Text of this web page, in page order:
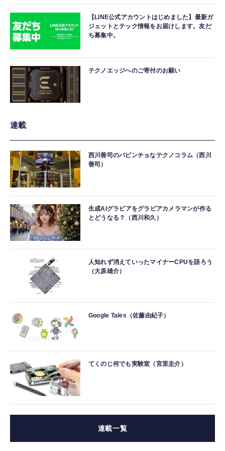
【LINE公式アカウントはじめました】最新ガ
ジェットとテック情報をお届けします。友だ
ち募集中。
テクノエッジへのご寄付のお願い
連載
西川善司のバビンチョなテクノコラム（西川
善司）
生成AIグラビアをグラビアカメラマンが作る
とどうなる？（西川和久）
人知れず消えていったマイナーCPUを語ろう
（大原雄介）
Google Tales（佐藤由紀子）
てくのじ何でも実験室（宮里圭介）
連載一覧